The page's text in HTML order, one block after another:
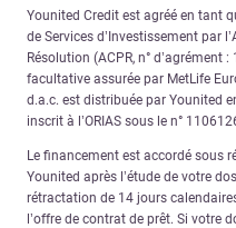
Younited Credit est agréé en tant
de Services d’Investissement par
Résolution (ACPR, n° d’agrément
facultative assurée par MetLife
d.a.c. est distribuée par Younited
inscrit à l’ORIAS sous le n°
Le financement est accordé sous
Younited après l’étude de votre
rétractation de 14 jours
l’offre de contrat de prêt. Si votre